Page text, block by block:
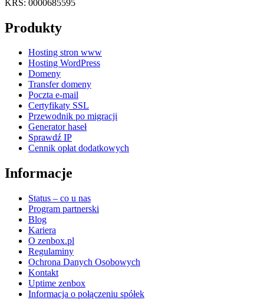
KRS: 0000685595
Produkty
Hosting stron www
Hosting WordPress
Domeny
Transfer domeny
Poczta e-mail
Certyfikaty SSL
Przewodnik po migracji
Generator haseł
Sprawdź IP
Cennik opłat dodatkowych
Informacje
Status – co u nas
Program partnerski
Blog
Kariera
O zenbox.pl
Regulaminy
Ochrona Danych Osobowych
Kontakt
Uptime zenbox
Informacja o połączeniu spółek